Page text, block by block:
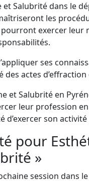
Salubrité dans le
les
exercer leur
ses
actes d’effraction
et Salubrité en
leur profession
d’exercer son
pour
»
session